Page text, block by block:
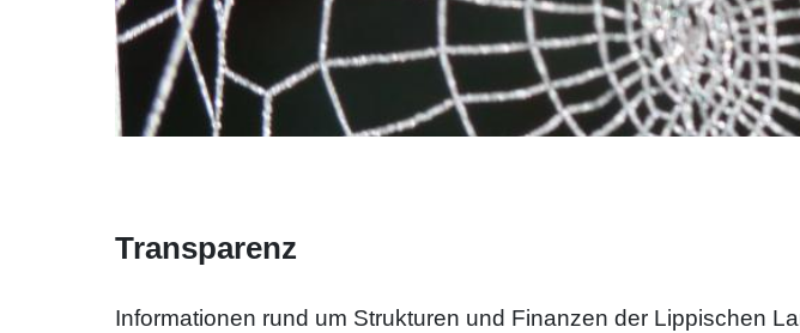
Transparenz
Informationen rund um Strukturen und Finanzen der Lippischen